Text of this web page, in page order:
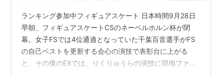
ランキング参加中フィギュアスケート 日本時間9月28日
早朝、フィギュアスケートCSのネーベルホルン杯が閉
幕。女子FSでは4位通過となっていた千葉百音選手がFS
の自己ベストを更新する会心の演技で表彰台に上がる
と、その後のEXでは、りくりゅうらの演技に現地ファン